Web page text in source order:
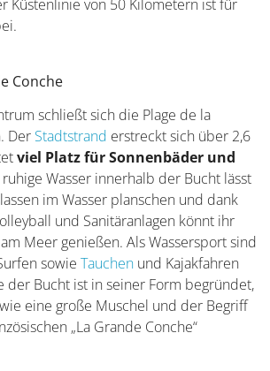
Vielfalt an Stränden, die von ruhigen
und zum Sonnen bis hin zu
für Entdecker gleichermaßen
Küstenlinie von 50 Kilometern ist für
Conche
schließt sich die Plage de la
DerStadtstranderstreckt sich über 2,6
viel Platz für Sonnenbäder und
ruhige Wasser innerhalb der Bucht lässt
im Wasser planschen und dank